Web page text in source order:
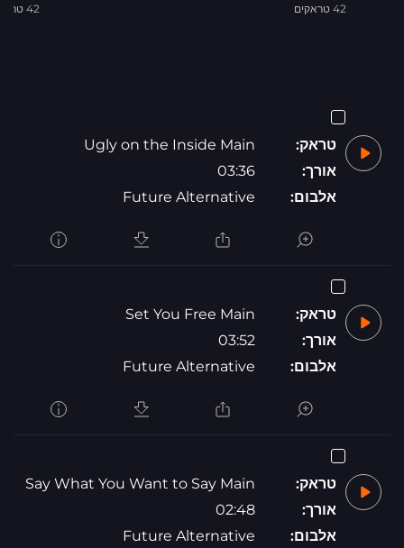
42 טראקים 42 טראקים
טראק:
Ugly on the Inside Main
אורך:
03:36
אלבום:
Future Alternative
טראק:
Set You Free Main
אורך:
03:52
אלבום:
Future Alternative
טראק:
Say What You Want to Say Main
אורך:
02:48
אלבום:
Future Alternative